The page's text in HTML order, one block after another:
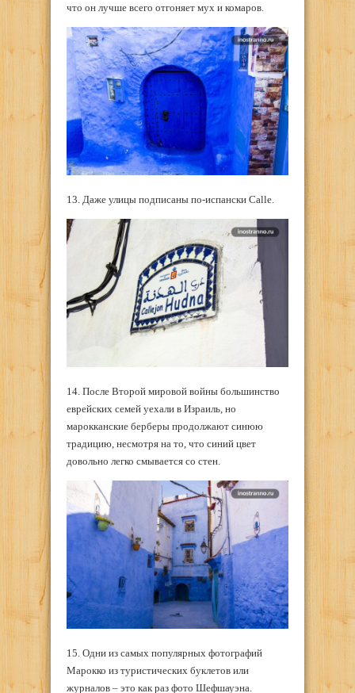
что он лучше всего отгоняет мух и комаров.
13. Даже улицы подписаны по-испански Calle.
14. После Второй мировой войны большинство
еврейских семей уехали в Израиль, но
марокканские берберы продолжают синюю
традицию, несмотря на то, что синий цвет
довольно легко смывается со стен.
15. Одни из самых популярных фотографий
Марокко из туристических буклетов или
журналов – это как раз фото Шефшауэна.